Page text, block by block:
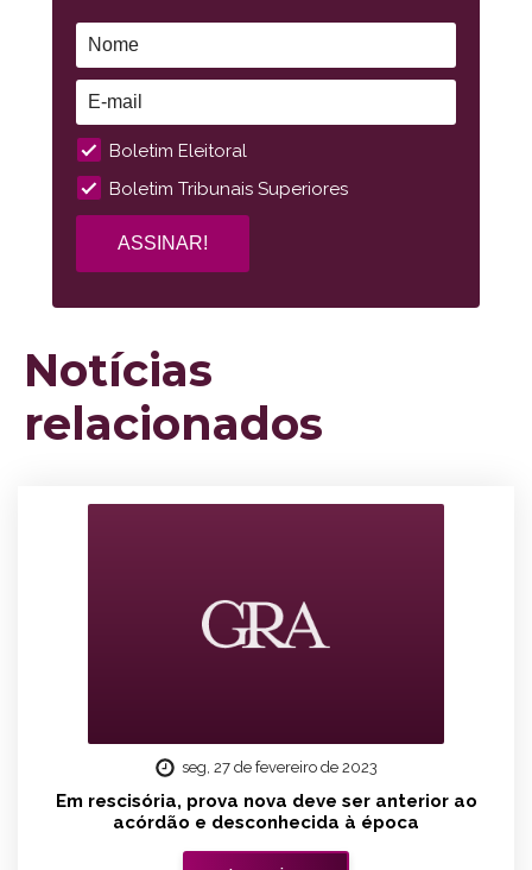
Boletim Eleitoral
Boletim Tribunais Superiores
Notícias
relacionados
seg, 27 de fevereiro de 2023
Em rescisória, prova nova deve ser anterior ao
acórdão e desconhecida à época